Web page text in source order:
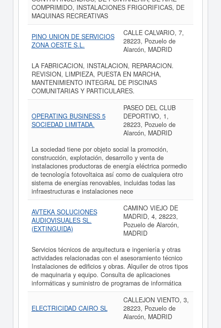
COMPRIMIDO, INSTALACIONES FRIGORIFICAS, DE
MAQUINAS RECREATIVAS
PINO UNION DE SERVICIOS
ZONA OESTE S.L.
CALLE CALVARIO, 7,
28223, Pozuelo de
Alarcón, MADRID
LA FABRICACION, INSTALACION, REPARACION.
REVISION, LIMPIEZA, PUESTA EN MARCHA,
MANTENIMIENTO INTEGRAL DE PISCINAS
COMUNITARIAS Y PARTICULARES.
OPERATING BUSINESS 5
SOCIEDAD LIMITADA.
PASEO DEL CLUB
DEPORTIVO, 1,
28223, Pozuelo de
Alarcón, MADRID
La sociedad tiene por objeto social la promoción,
construcción, explotación, desarrollo y venta de
instalaciones productoras de energía eléctrica pormedio
de tecnología fotovoltaica así como de cualquiera otro
sistema de energías renovables, incluidas todas las
infraestructuras e instalaciones nece
AVTEKA SOLUCIONES
AUDIOVISUALES SL.
(EXTINGUIDA)
CAMINO VIEJO DE
MADRID, 4, 28223,
Pozuelo de Alarcón,
MADRID
Servicios técnicos de arquitectura e ingeniería y otras
actividades relacionadas con el asesoramiento técnico
Instalaciones de edificios y obras. Alquiler de otros tipos
de maquinaria y equipo. Consulta de aplicaciones
informáticas y suministro de programas de informática
ELECTRICIDAD CAIRO SL
CALLEJON VIENTO, 3,
28223, Pozuelo de
Alarcón, MADRID